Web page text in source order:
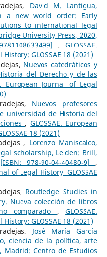
David M. Lantigua,
a new world order: Early
to international legal
University Press, 2020,
,GLOSSAE.
GLOSSAE 18 (2021)
Nuevos catedráticos y
del Derecho y de las
European Journal of Legal
Nuevos profesores
universidad de Historia del
,GLOSSAE. European
18 (2021)
, Lorenzo Maniscalco,
scholarship, Leiden: Brill,
978-90-04-40480-9] ,
of Legal History: GLOSSAE
Routledge Studies in
Nueva colección de libros
comparado ,GLOSSAE.
GLOSSAE 18 (2021)
José María García
ciencia de la política, arte
Madrid: Centro de Estudios